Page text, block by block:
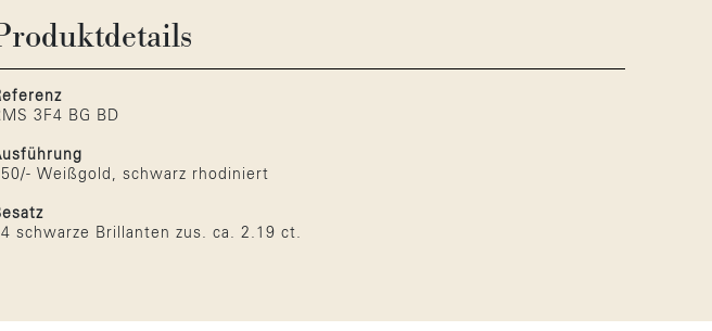
3F4 BG BD
Weißgold, schwarz rhodiniert
schwarze Brillanten zus. ca. 2.19 ct.